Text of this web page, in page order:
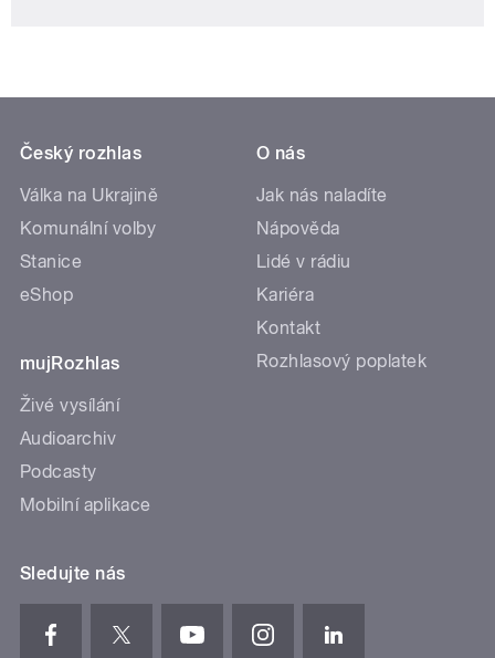
Český rozhlas
Válka na Ukrajině
Komunální volby
Stanice
eShop
mujRozhlas
Živé vysílání
Audioarchiv
Podcasty
Mobilní aplikace
O nás
Jak nás naladíte
Nápověda
Lidé v rádiu
Kariéra
Kontakt
Rozhlasový poplatek
Sledujte nás